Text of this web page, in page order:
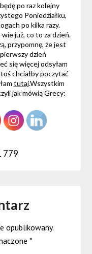
po raz kolejny
Poniedziałku,
po kilka razy.
już, co to za dzień.
przypomnę, że jest
dzień
się więcej odsyłam
chciałby poczytać
tutaj.Wszystkim
jak mówią Grecy:
779
opublikowany.
*